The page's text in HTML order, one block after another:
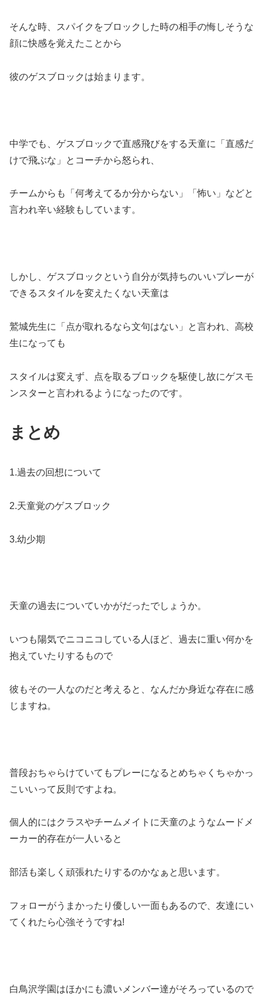
そんな時、スパイクをブロックした時の相手の悔しそうな
顔に快感を覚えたことから
彼のゲスブロックは始まります。
中学でも、ゲスブロックで直感飛びをする天童に「直感だ
けで飛ぶな」とコーチから怒られ、
チームからも「何考えてるか分からない」「怖い」などと
言われ辛い経験もしています。
しかし、ゲスブロックという自分が気持ちのいいプレーが
できるスタイルを変えたくない天童は
鷲城先生に「点が取れるなら文句はない」と言われ、高校
生になっても
スタイルは変えず、点を取るブロックを駆使し故にゲスモ
ンスターと言われるようになったのです。
まとめ
1.過去の回想について
2.天童覚のゲスブロック
3.幼少期
天童の過去についていかがだったでしょうか。
いつも陽気でニコニコしている人ほど、過去に重い何かを
抱えていたりするもので
彼もその一人なのだと考えると、なんだか身近な存在に感
じますね。
普段おちゃらけていてもプレーになるとめちゃくちゃかっ
こいいって反則ですよね。
個人的にはクラスやチームメイトに天童のようなムードメ
ーカー的存在が一人いると
部活も楽しく頑張れたりするのかなぁと思います。
フォローがうまかったり優しい一面もあるので、友達にい
てくれたら心強そうですね!
白鳥沢学園はほかにも濃いメンバー達がそろっているので